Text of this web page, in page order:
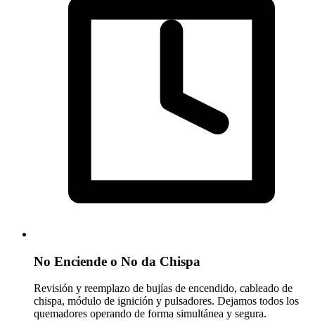
No Enciende o No da Chispa
Revisión y reemplazo de bujías de encendido, cableado de
chispa, módulo de ignición y pulsadores. Dejamos todos los
quemadores operando de forma simultánea y segura.